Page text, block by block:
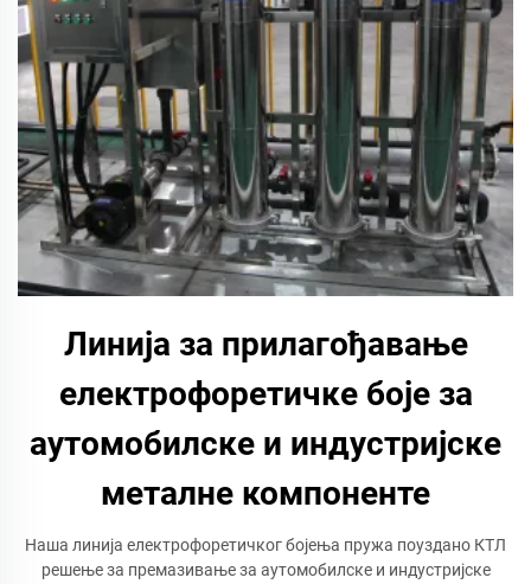
Линија за прилагођавање
електрофоретичке боје за
аутомобилске и индустријске
металне компоненте
Наша линија електрофоретичког бојења пружа поуздано КТЛ
решење за премазивање за аутомобилске и индустријске